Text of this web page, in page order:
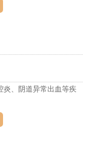
炎、阴道异常出血等疾